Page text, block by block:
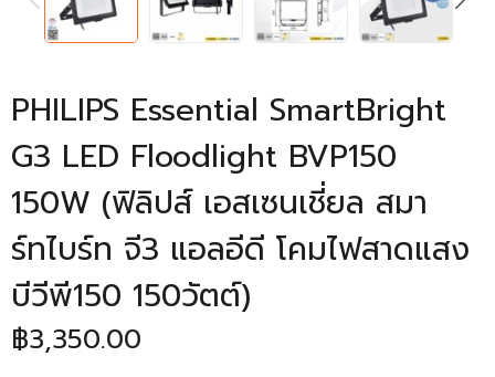
PREVIOUS
PHILIPS Essential SmartBright
G3 LED Floodlight BVP150
150W (ฟิลิปส์ เอสเซนเชี่ยล สมา
ร์ทไบร์ท จี3 แอลอีดี โคมไฟสาดแสง
บีวีพี150 150วัตต์)
฿3,350.00